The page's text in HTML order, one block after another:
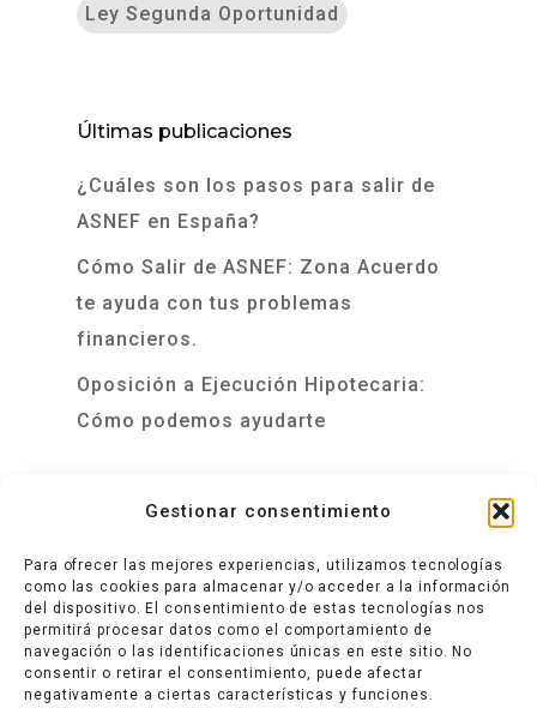
Gestionar consentimiento
Para ofrecer las mejores experiencias, utilizamos tecnologías
como las cookies para almacenar y/o acceder a la información
del dispositivo. El consentimiento de estas tecnologías nos
permitirá procesar datos como el comportamiento de
navegación o las identificaciones únicas en este sitio. No
consentir o retirar el consentimiento, puede afectar
negativamente a ciertas características y funciones.
Ley Segunda Oportunidad
Últimas publicaciones
¿Cuáles son los pasos para salir de
ASNEF en España?
Cómo Salir de ASNEF: Zona Acuerdo
te ayuda con tus problemas
financieros.
Oposición a Ejecución Hipotecaria:
Cómo podemos ayudarte
Quienes somos
Contactar con Zona Acuerdo
Política de privacidad